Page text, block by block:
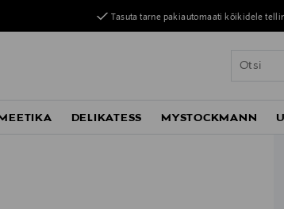
Tasuta tarne pakiautomaati kõikidele
DELIKATESS MYSTOCKMANN